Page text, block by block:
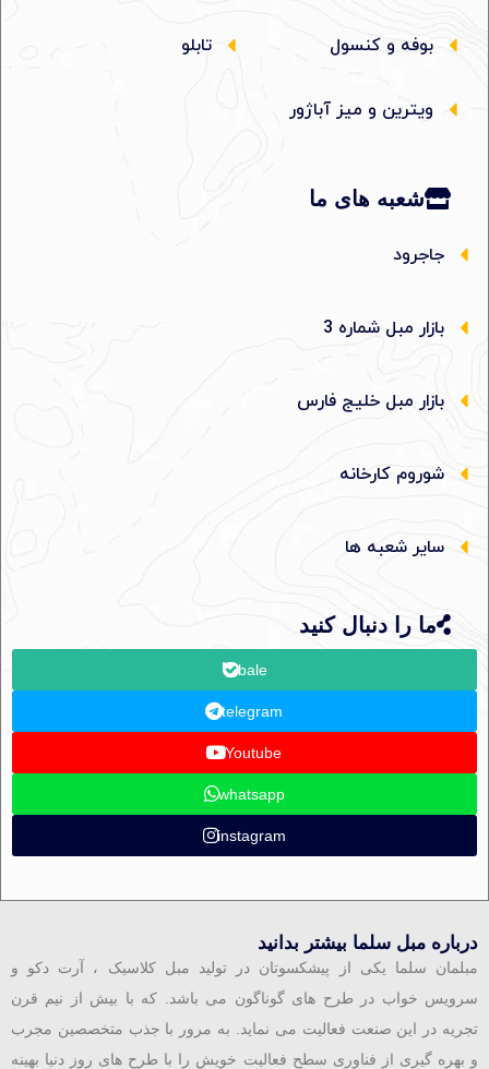
بوفه و کنسول
ویترین و میز آباژور
تابلو
شعبه های ما
جاجرود
بازار مبل شماره 3
بازار مبل خلیج فارس
شوروم کارخانه
سایر شعبه ها
ما را دنبال کنید
bale
telegram
Youtube
whatsapp
instagram
درباره مبل سلما بیشتر بدانید
مبلمان سلما یکی از پیشکسوتان در تولید مبل کلاسیک ، آرت دکو و
سرویس خواب در طرح های گوناگون می باشد. که با بیش از نیم قرن
تجریه در این صنعت فعالیت می نماید. به مرور با جذب متخصصین مجرب
و بهره گیری از فناوری سطح فعالیت خویش را با طرح های روز دنیا بهینه